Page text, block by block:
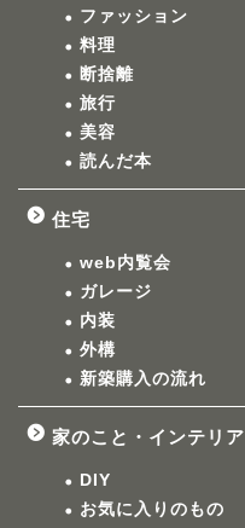
ファッション
料理
断捨離
旅行
美容
読んだ本
住宅
web内覧会
ガレージ
内装
外構
新築購入の流れ
家のこと・インテリア
DIY
お気に入りのもの